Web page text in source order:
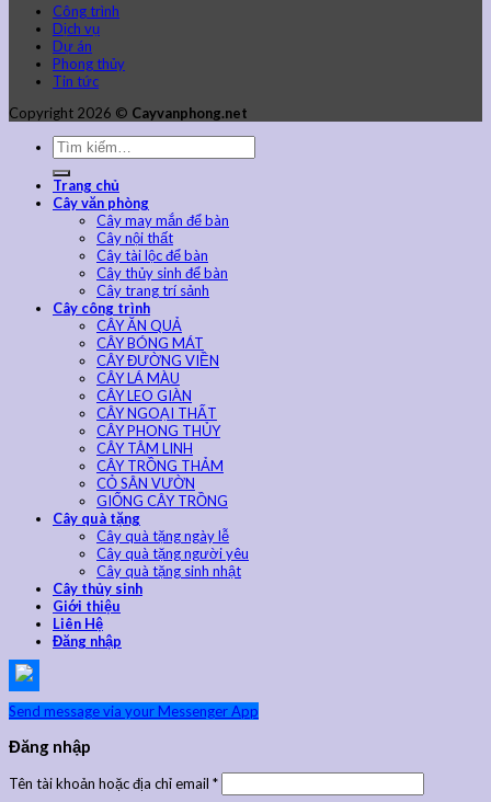
Công trình
Dịch vụ
Dự án
Phong thủy
Tin tức
Copyright 2026 © Cayvanphong.net
Trang chủ
Cây văn phòng
Cây may mắn để bàn
Cây nội thất
Cây tài lộc để bàn
Cây thủy sinh để bàn
Cây trang trí sảnh
Cây công trình
CÂY ĂN QUẢ
CÂY BÓNG MÁT
CÂY ĐƯỜNG VIỀN
CÂY LÁ MÀU
CÂY LEO GIÀN
CÂY NGOẠI THẤT
CÂY PHONG THỦY
CÂY TÂM LINH
CÂY TRỒNG THẢM
CỎ SÂN VƯỜN
GIỐNG CÂY TRỒNG
Cây quà tặng
Cây quà tặng ngày lễ
Cây quà tặng người yêu
Cây quà tặng sinh nhật
Cây thủy sinh
Giới thiệu
Liên Hệ
Đăng nhập
Send message via your Messenger App
Đăng nhập
Tên tài khoản hoặc địa chỉ email *